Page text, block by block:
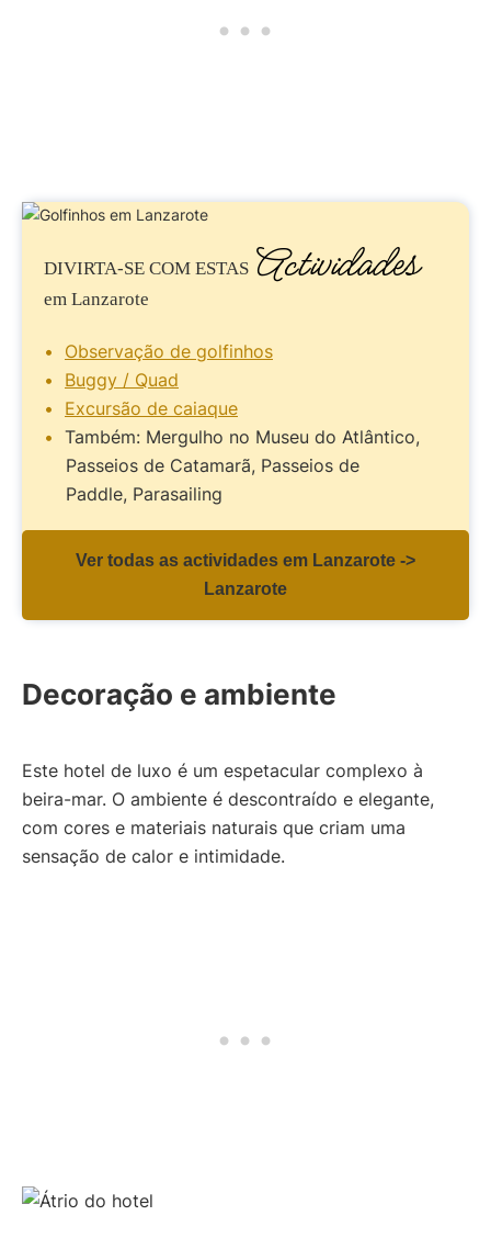
DIVIRTA-SE COM ESTAS Actividades
em Lanzarote
Observação de golfinhos
Buggy / Quad
Excursão de caiaque
Também: Mergulho no Museu do Atlântico,
Passeios de Catamarã, Passeios de
Paddle, Parasailing
Ver todas as actividades em Lanzarote ->
Lanzarote
Decoração e ambiente
Este hotel de luxo é um espetacular complexo à
beira-mar. O ambiente é descontraído e elegante,
com cores e materiais naturais que criam uma
sensação de calor e intimidade.